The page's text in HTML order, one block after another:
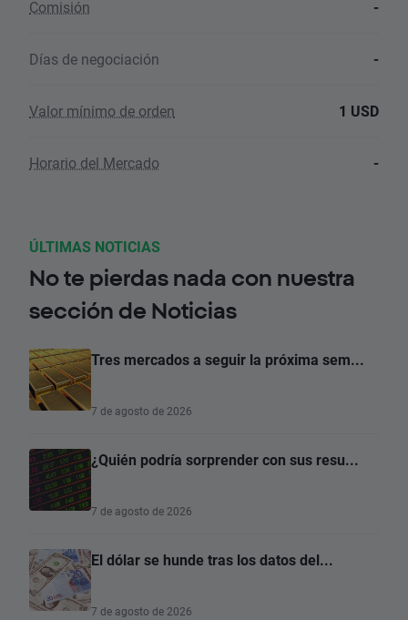
Comisión -
Días de negociación -
Valor mínimo de orden 1 USD
Horario del Mercado -
ÚLTIMAS NOTICIAS
No te pierdas nada con nuestra
sección de Noticias
Tres mercados a seguir la próxima sem...
7 de agosto de 2026
¿Quién podría sorprender con sus resu...
7 de agosto de 2026
El dólar se hunde tras los datos del...
7 de agosto de 2026